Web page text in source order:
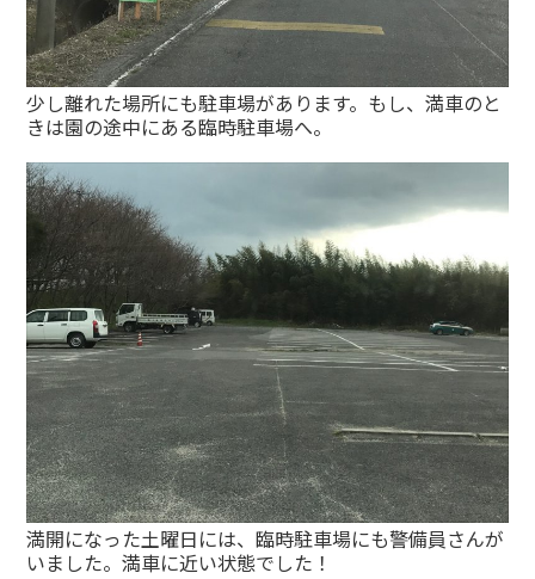
少し離れた場所にも駐車場があります。もし、満車のと
きは園の途中にある臨時駐車場へ。
満開になった土曜日には、臨時駐車場にも警備員さんが
いました。満車に近い状態でした！